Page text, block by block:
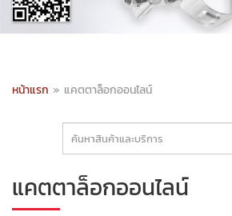
หน้าแรก » แคตตาล็อกออนไลน์
แคตตาล็อกออนไลน์